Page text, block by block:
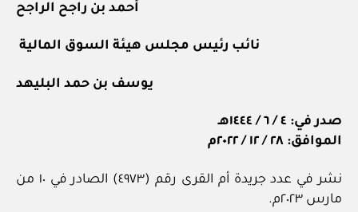
أحمد بن راجح الراجح
نائب رئيس مجلس هيئة السوق المالية
يوسف بن حمد البليهد
صدر في: ٤ / ٦ / ١٤٤٤هـ
الموافق: ٢٨ / ١٢ / ٢٠٢٢م
نشر في عدد جريدة أم القرى رقم (٤٩٧٣) الصادر في ١٠ من
مارس ٢٠٢٣م.